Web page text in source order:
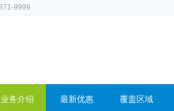
9999
业务介绍 最新优惠 覆盖区域